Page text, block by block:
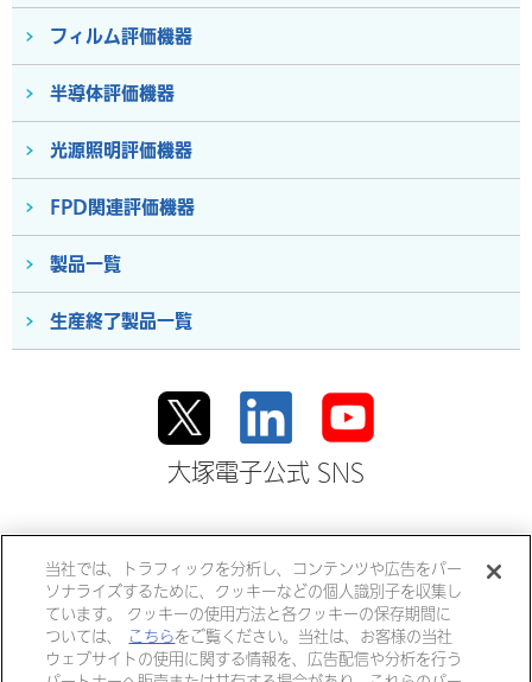
フィルム評価機器
半導体評価機器
光源照明評価機器
FPD関連評価機器
製品一覧
生産終了製品一覧
大塚電子公式 SNS
大塚ホールディングス
大塚製薬 大塚製薬工場
大鵬薬品工業
大塚倉庫
大塚化学
大塚食品
当社では、トラフィックを分析し、コンテンツや広告をパー
ソナライズするために、クッキーなどの個人識別子を収集し
ています。 クッキーの使用方法と各クッキーの保存期間に
ついては、
こちらをご覧ください。当社は、お客様の当社
ウェブサイトの使用に関する情報を、広告配信や分析を行う